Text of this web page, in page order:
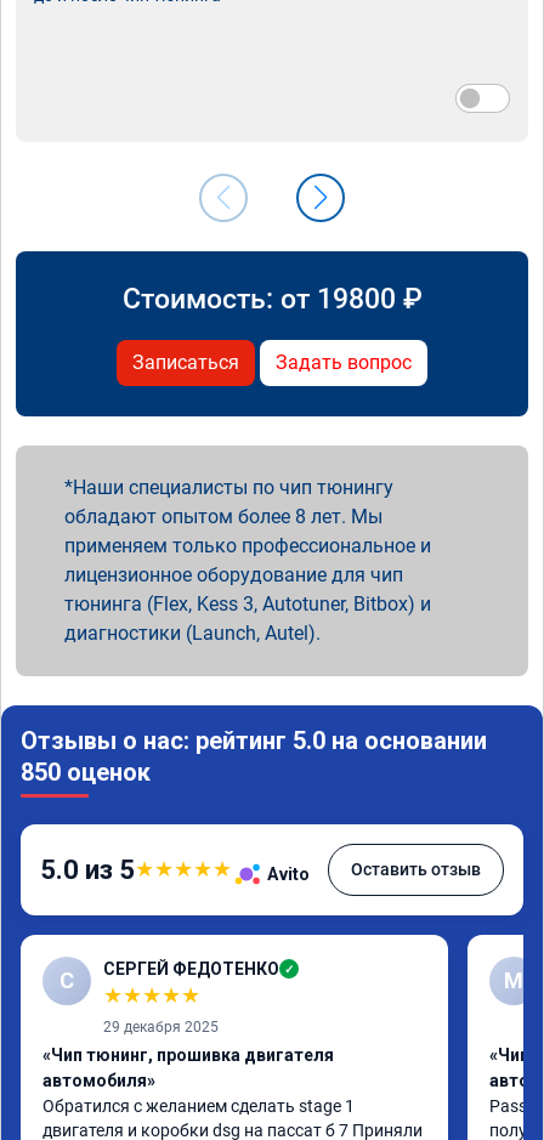
Стоимость: от 19800 ₽
Записаться Задать вопрос
Наши специалисты по чип тюнингу
обладают опытом более 8 лет. Мы
применяем только профессиональное и
лицензионное оборудование для чип
тюнинга (Flex, Kess 3, Autotuner, Bitbox) и
диагностики (Launch, Autel).
Отзывы о нас: рейтинг 5.0 на основании
850 оценок
5.0 из 5★★★★★ Avito Оставить отзыв
С СЕРГЕЙ ФЕДОТЕНКО ✓
★★★★★
29 декабря 2025
«Чип тюнинг, прошивка двигателя
автомобиля»
Обратился с желанием сделать stage 1
двигателя и коробки dsg на пассат б 7 Приняли
M
«Чип